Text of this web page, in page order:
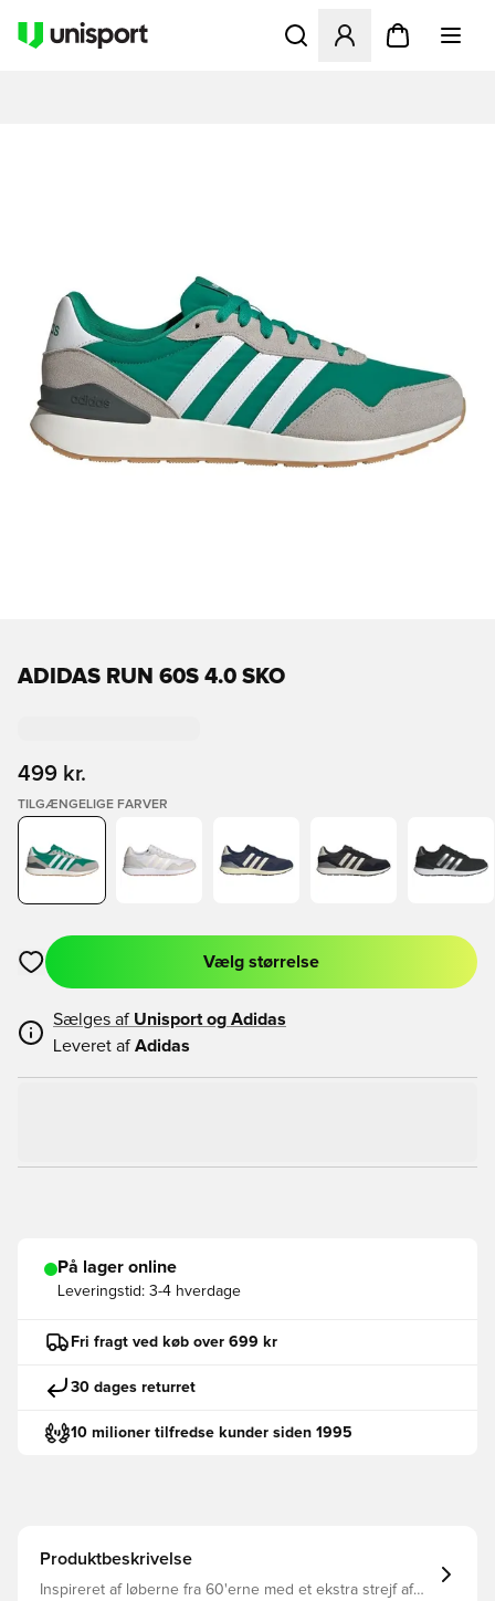
Åbner en Modal til at
ADIDAS RUN 60S 4.0 SKO
499 kr.
TILGÆNGELIGE FARVER
Åbner en Modal til at logge ind eller tilmelde dig som medlem
Vælg størrelse
Sælges af Unisport og Adidas
Leveret af Adidas
På lager online
Leveringstid: 3-4 hverdage
Fri fragt ved køb over 699 kr
30 dages returret
10 milioner tilfredse kunder siden 1995
Produktbeskrivelse
Inspireret af løberne fra 60'erne med et ekstra strejf af